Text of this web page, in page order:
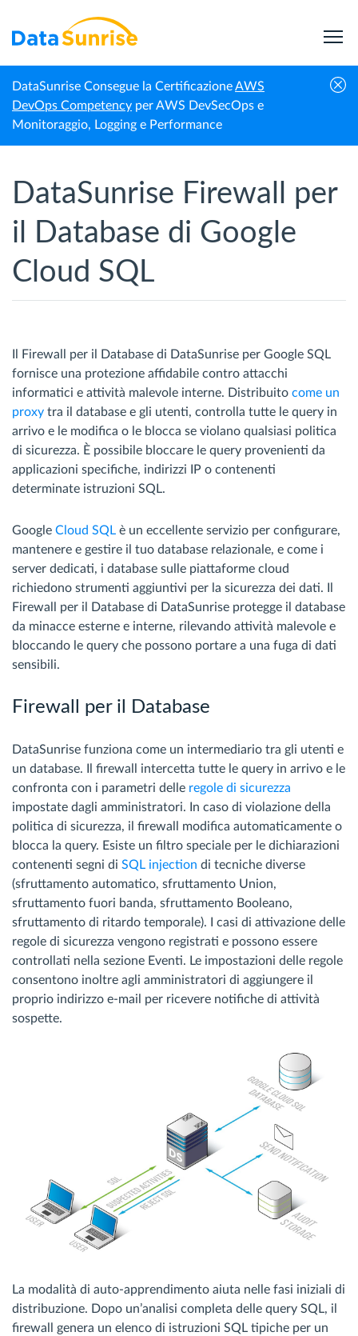
DataSunrise Consegue la CertificazioneAWS
DevOps Competency per AWS DevSecOps e
Monitoraggio, Logging e Performance
Homepage Google Cloud SQL Firewall del database
DataSunrise Firewall per
il Database di Google
Cloud SQL
Il Firewall per il Database di DataSunrise per Google SQL
fornisce una protezione affidabile contro attacchi
informatici e attività malevole interne. Distribuito come un
proxy tra il database e gli utenti, controlla tutte le query in
arrivo e le modifica o le blocca se violano qualsiasi politica
di sicurezza. È possibile bloccare le query provenienti da
applicazioni specifiche, indirizzi IP o contenenti
determinate istruzioni SQL.
Google Cloud SQL è un eccellente servizio per configurare,
mantenere e gestire il tuo database relazionale, e come i
server dedicati, i database sulle piattaforme cloud
richiedono strumenti aggiuntivi per la sicurezza dei dati. Il
Firewall per il Database di DataSunrise protegge il database
da minacce esterne e interne, rilevando attività malevole e
bloccando le query che possono portare a una fuga di dati
sensibili.
Firewall per il Database
DataSunrise funziona come un intermediario tra gli utenti e
un database. Il firewall intercetta tutte le query in arrivo e le
confronta con i parametri delle regole di sicurezza
impostate dagli amministratori. In caso di violazione della
politica di sicurezza, il firewall modifica automaticamente o
blocca la query. Esiste un filtro speciale per le dichiarazioni
contenenti segni di SQL injection di tecniche diverse
(sfruttamento automatico, sfruttamento Union,
sfruttamento fuori banda, sfruttamento Booleano,
sfruttamento di ritardo temporale). I casi di attivazione delle
regole di sicurezza vengono registrati e possono essere
controllati nella sezione Eventi. Le impostazioni delle regole
consentono inoltre agli amministratori di aggiungere il
proprio indirizzo e-mail per ricevere notifiche di attività
sospette.
La modalità di auto-apprendimento aiuta nelle fasi iniziali di
distribuzione. Dopo un’analisi completa delle query SQL, il
firewall genera un elenco di istruzioni SQL tipiche per un